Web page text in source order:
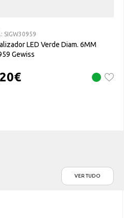
SIGW30959
LED Verde Diam. 6MM
Gewiss
€
VER TUDO